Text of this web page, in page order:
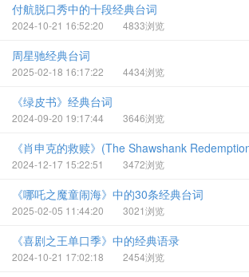
付航脱口秀中的十段经典台词
2024-10-21 16:52:20 4833浏览
周星驰经典台词
2025-02-18 16:17:22 4434浏览
《绿皮书》经典台词
2024-09-20 19:17:44 3646浏览
《肖申克的救赎》(The Shawshank
2024-12-17 15:22:51 3472浏览
《哪吒之魔童闹海》中的30条经典台词
2025-02-05 11:44:20 3021浏览
《喜剧之王单口季》中的经典语录
2024-10-21 17:02:18 2454浏览